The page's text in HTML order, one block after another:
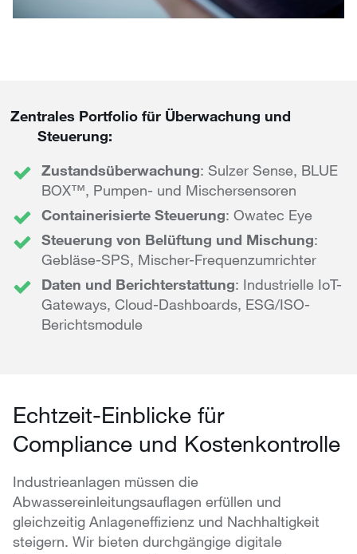
Zentrales Portfolio für Überwachung und
Steuerung:
Zustandsüberwachung: Sulzer Sense, BLUE
BOX™, Pumpen- und Mischersensoren
Containerisierte Steuerung: Owatec Eye
Steuerung von Belüftung und Mischung:
Gebläse-SPS, Mischer-Frequenzumrichter
Daten und Berichterstattung: Industrielle IoT-
Gateways, Cloud-Dashboards, ESG/ISO-
Berichtsmodule
Echtzeit-Einblicke für
Compliance und Kostenkontrolle
Industrieanlagen müssen die
Abwassereinleitungsauflagen erfüllen und
gleichzeitig Anlageneffizienz und Nachhaltigkeit
steigern. Wir bieten durchgängige digitale